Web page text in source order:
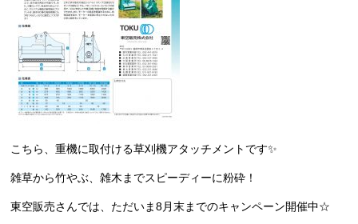
こちら、重機に取付ける草刈機アタッチメントです✨
雑草から竹やぶ、雑木までスピーディーに粉砕！
東空販売さんでは、ただいま8月末までのキャンペーン開催中☆